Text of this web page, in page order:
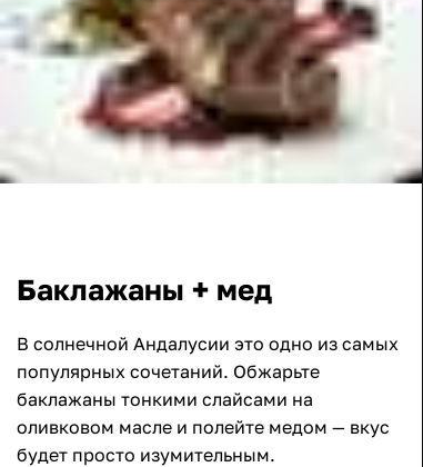
Баклажаны + мед
В солнечной Андалусии это одно из самых
популярных сочетаний. Обжарьте
баклажаны тонкими слайсами на
оливковом масле и полейте медом — вкус
будет просто изумительным.